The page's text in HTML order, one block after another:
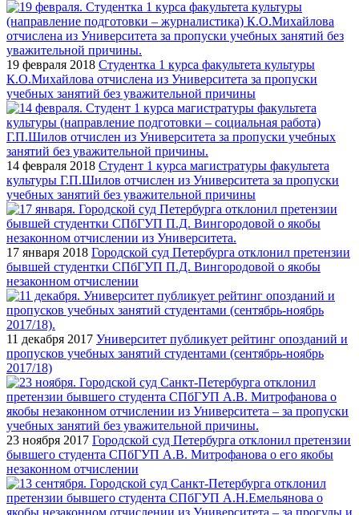
19 февраля 2018 Студентка 1 курса факультета культуры
К.О.Михайлова отчислена из Университета за пропуски
учебных занятий без уважительной причины
14 февраля 2018 Студент 1 курса магистратуры факультета
культуры Г.П.Шилов отчислен из Университета за пропуски
учебных занятий без уважительной причины
17 января 2018 Городской суд Петербурга отклонил претензии
бывшей студентки СПбГУП П.Д. Вингородовой о якобы
незаконном отчислении
11 декабря 2017 Университет публикует рейтинг опозданий и
пропусков учебных занятий студентами (сентябрь-ноябрь
2017/18)
23 ноября 2017 Городской суд Петербурга отклонил претензии
бывшего студента СПбГУП А.В. Митрофанова о его якобы
незаконном отчислении